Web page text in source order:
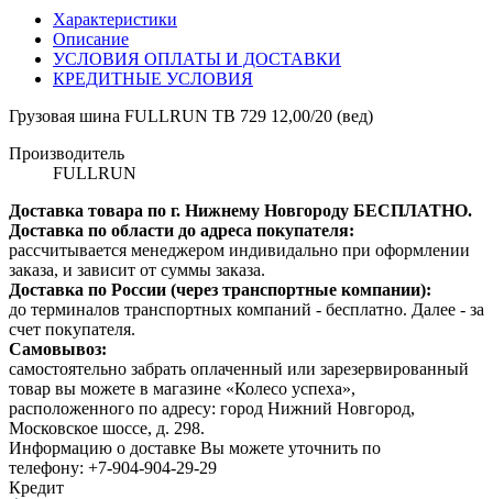
Характеристики
Описание
УСЛОВИЯ ОПЛАТЫ И ДОСТАВКИ
КРЕДИТНЫЕ УСЛОВИЯ
Грузовая шина FULLRUN ТB 729 12,00/20 (вед)
Производитель
FULLRUN
Доставка товара по г. Нижнему Новгороду БЕСПЛАТНО.
Доставка по области до адреса покупателя:
рассчитывается менеджером индивидально при оформлении
заказа, и зависит от суммы заказа.
Доставка по России (через транспортные компании):
до терминалов транспортных компаний - бесплатно. Далее - за
счет покупателя.
Самовывоз:
самостоятельно забрать оплаченный или зарезервированный
товар вы можете в магазине «Колесо успеха»,
расположенного по адресу: город Нижний Новгород,
Московское шоссе, д. 298.
Информацию о доставке Вы можете уточнить по
телефону: +7-904-904-29-29
Кредит